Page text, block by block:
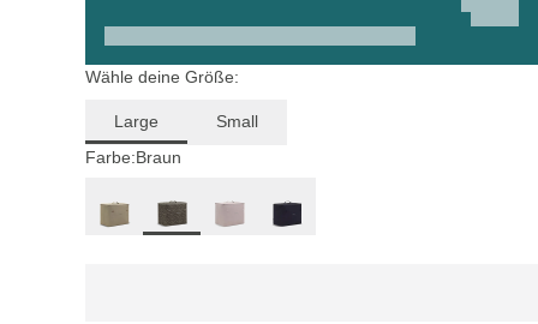
Wähle deine Größe:
Large
Small
Farbe:Braun